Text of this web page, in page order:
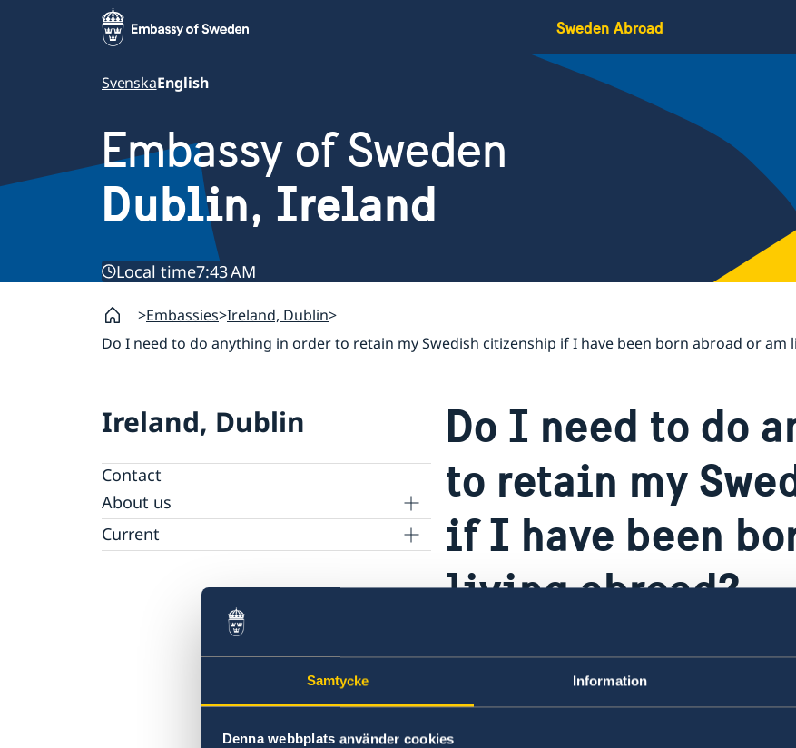
Samtycke Information
Denna webbplats använder cookies
Sweden Abroad
SvenskaEnglish
Embassy of Sweden
Dublin, Ireland
Local time7:43 AM
Embassies Ireland, Dublin
Do I need to do anything in order to retain my Swedish citizenship if I have been born abroad or am
Ireland, Dublin
Contact
About us
Embassy staff
Current
Welcome Sweden-programme.
Do I need to do
to retain my
if I have been
living abroad?
Yes, between the age of 18 and 22, you
citizenship if you have never lived in Sweden.
More about citizenship on the website of the